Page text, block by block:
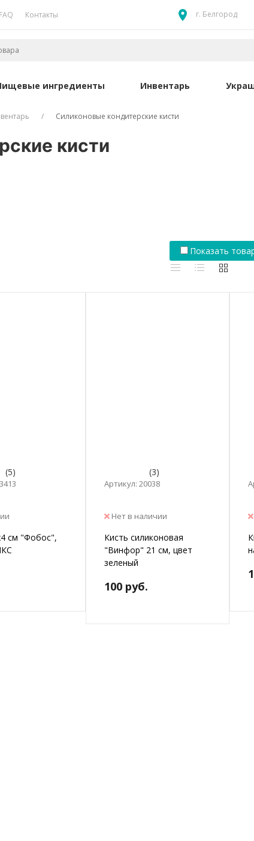
FAQ Контакты г. Белгород
ингредиенты Инвентарь
Силиконовые кондитерские кисти
кисти
Показать
(5)
см "Фобос",
(3)
Артикул: 20038
Нет в наличии
Кисть силиконовая
"Винфор" 21 см, цвет
зеленый
100 руб.